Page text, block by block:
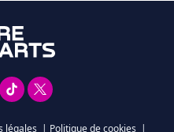
légales | Politique de cookies |